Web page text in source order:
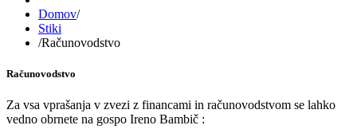
Domov/
Stiki
/Računovodstvo
Računovodstvo
Za vsa vprašanja v zvezi z financami in računovodstvom se lahko
vedno obrnete na gospo Ireno Bambič :